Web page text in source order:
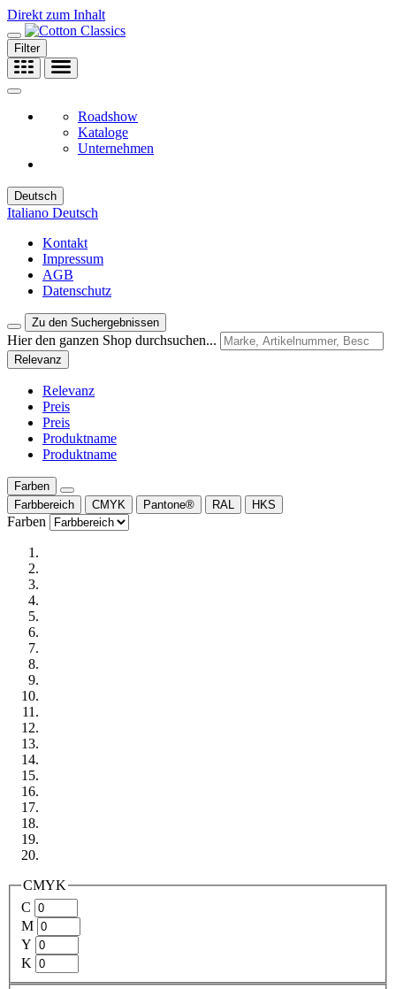
Direkt zum Inhalt
Filter
Roadshow
Kataloge
Unternehmen
Deutsch
Italiano Deutsch
Kontakt
Impressum
AGB
Datenschutz
Zu den Suchergebnissen
Hier den ganzen Shop durchsuchen...
Relevanz
Relevanz
Preis
Preis
Produktname
Produktname
Farben
Farbbereich
CMYK Pantone® RAL HKS
Farben
CMYK
C
M
Y
K